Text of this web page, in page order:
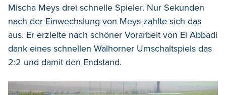
Mischa Meys drei schnelle Spieler. Nur Sekunden
nach der Einwechslung von Meys zahlte sich das
aus. Er erzielte nach schöner Vorarbeit von El Abbadi
dank eines schnellen Walhorner Umschaltspiels das
2:2 und damit den Endstand.